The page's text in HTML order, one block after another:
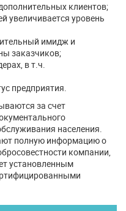
клиентов;
увеличивается уровень
имидж и
заказчиков;
в т.ч.
предприятия.
за счет
населения.
полную информацию о
компании,
установленным